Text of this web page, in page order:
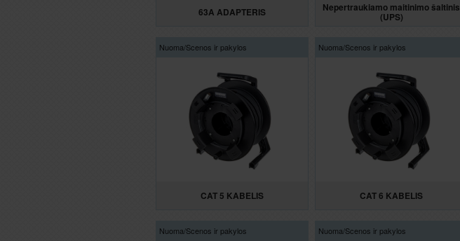
63A ADAPTERIS Nepertraukiamo maitinimo šaltinis
(UPS)
Nuoma/Scenos ir pakylos
CAT 5 KABELIS
Nuoma/Scenos ir pakylos
CAT 6 KABELIS
Nuoma/Scenos ir pakylos Nuoma/Scenos ir pakylos